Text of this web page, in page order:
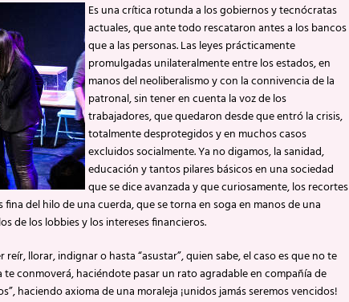
Es una crítica rotunda a los gobiernos y tecnócratas
actuales, que ante todo rescataron antes a los bancos
que a las personas. Las leyes prácticamente
promulgadas unilateralmente entre los estados, en
manos del neoliberalismo y con la connivencia de la
patronal, sin tener en cuenta la voz de los
trabajadores, que quedaron desde que entró la crisis,
totalmente desprotegidos y en muchos casos
excluidos socialmente. Ya no digamos, la sanidad,
educación y tantos pilares básicos en una sociedad
que se dice avanzada y que curiosamente, los recortes
del hilo de una cuerda, que se torna en soga en manos de una
de los lobbies y los intereses financieros.
llorar, indignar o hasta “asustar”, quien sabe, el caso es que no te
conmoverá, haciéndote pasar un rato agradable en compañía de
haciendo axioma de una moraleja ¡unidos jamás seremos vencidos!